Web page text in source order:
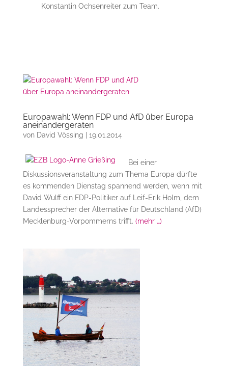
Konstantin Ochsenreiter zum Team.
Europawahl: Wenn FDP und AfD über Europa
aneinandergeraten
von David Vössing 19.01.2014
Bei einer
Diskussionsveranstaltung zum Thema Europa dürfte
es kommenden Dienstag spannend werden, wenn mit
David Wulff ein FDP-Politiker auf Leif-Erik Holm, dem
Landessprecher der Alternative für Deutschland (AfD)
Mecklenburg-Vorpommerns trifft. (mehr …)